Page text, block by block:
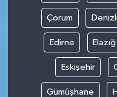
Çorum
Edirne Elazığ
Eskişehir
Gümüşhane